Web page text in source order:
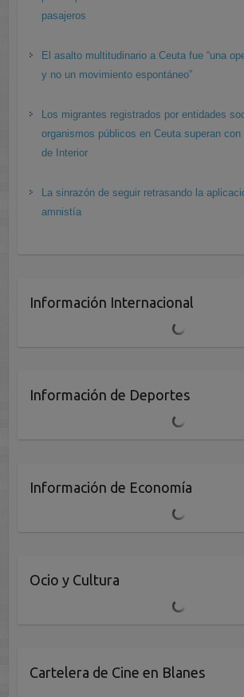
pasajeros
El asalto multitudinario a Ceuta fue “una
y no un movimiento espontáneo”
Los migrantes registrados por entidades
organismos públicos en Ceuta superan
de Interior
La sinrazón de seguir retrasando la
amnistía
Información Internacional
Información de Deportes
Información de Economía
Ocio y Cultura
Cartelera de Cine en Blanes